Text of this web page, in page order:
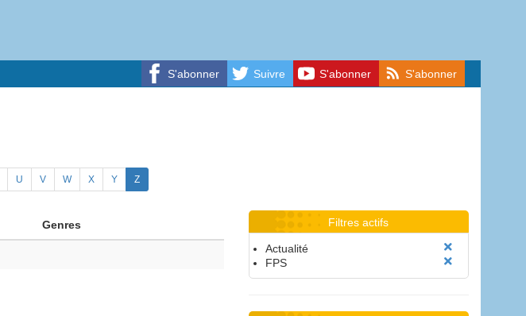
S'abonner Suivre S'abonner S'abonner
U V W X Y Z
Genres Filtres actifs
Actualité
FPS